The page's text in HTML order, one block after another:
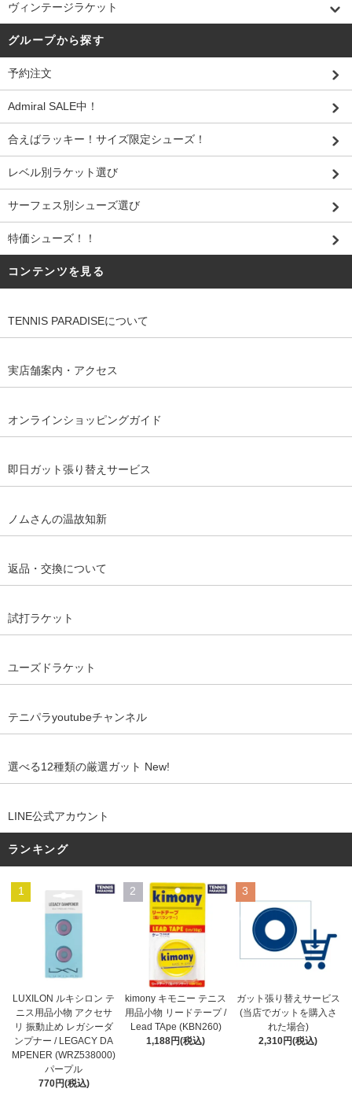
ヴィンテージラケット
グループから探す
予約注文
Admiral SALE中！
合えばラッキー！サイズ限定シューズ！
レベル別ラケット選び
サーフェス別シューズ選び
特価シューズ！！
コンテンツを見る
TENNIS PARADISEについて
実店舗案内・アクセス
オンラインショッピングガイド
即日ガット張り替えサービス
ノムさんの温故知新
返品・交換について
試打ラケット
ユーズドラケット
テニパラyoutubeチャンネル
選べる12種類の厳選ガット New!
LINE公式アカウント
ランキング
1
LUXILON ルキシロン テ
ニス用品小物 アクセサ
リ 振動止め レガシーダ
ンプナー / LEGACY DA
MPENER (WRZ538000)
パープル
770円(税込)
2
kimony キモニー テニス
用品小物 リードテープ /
Lead TApe (KBN260)
1,188円(税込)
3
ガット張り替えサービス
(当店でガットを購入さ
れた場合)
2,310円(税込)